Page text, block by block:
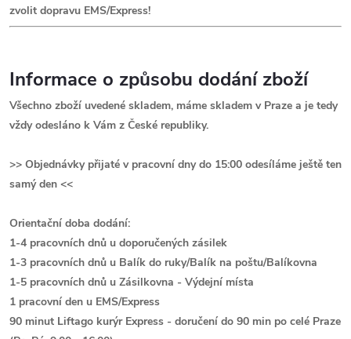
zvolit dopravu EMS/Express!
Informace o způsobu dodání zboží
Všechno zboží uvedené skladem, máme skladem v Praze a je tedy
vždy odesláno k Vám z České republiky.
>> Objednávky přijaté v pracovní dny do 15:00 odesíláme ještě ten
samý den <<
Orientační doba dodání:
1-4 pracovních dnů u doporučených zásilek
1-3 pracovních dnů u Balík do ruky/Balík na poštu/Balíkovna
1-5 pracovních dnů u Zásilkovna - Výdejní místa
1 pracovní den u EMS/Express
90 minut Liftago kurýr Express - doručení do 90 min po celé Praze